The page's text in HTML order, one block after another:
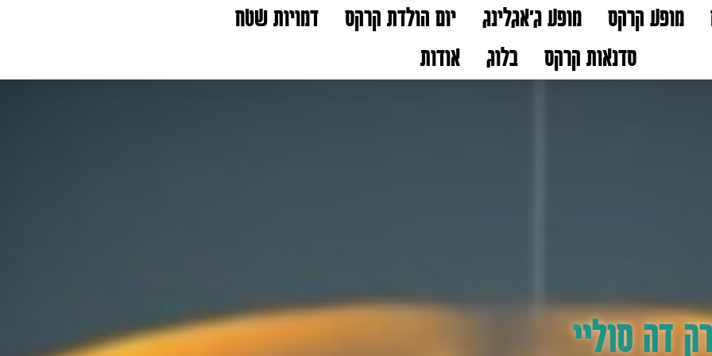
מופע קרקס מופע ג'אגלינג יום הולדת קרקס
דמויות שטח
סדנאות קרקס
בלוג אודות
דה סוליי